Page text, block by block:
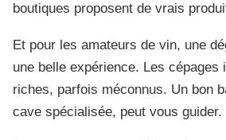
boutiques proposent de vrais
Et pour les amateurs de vin, une
une belle expérience. Les cépages
riches, parfois méconnus. Un bon
cave spécialisée, peut vous guider.